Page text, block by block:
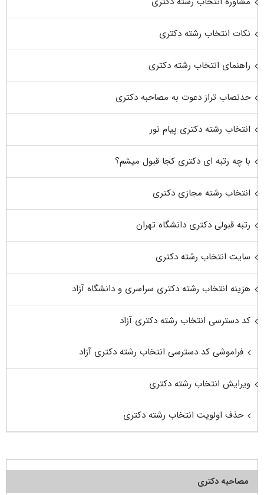
نکات انتخاب رشته دکتری
راهنمای انتخاب رشته دکتری
حدنصاب تراز دعوت به مصاحبه دکتری
انتخاب رشته دکتری پیام نور
با چه رتبه ای دکتری کجا قبول میشم؟
انتخاب رشته مجازی دکتری
رتبه قبولی دکتری دانشگاه تهران
سایت انتخاب رشته دکتری
هزینه انتخاب رشته دکتری سراسری و دانشگاه آزاد
کد دسترسی انتخاب رشته دکتری آزاد
فراموشی کد دسترسی انتخاب رشته دکتری آزاد
ویرایش انتخاب رشته دکتری
حذف اولویت انتخاب رشته دکتری
مصاحبه دکتری